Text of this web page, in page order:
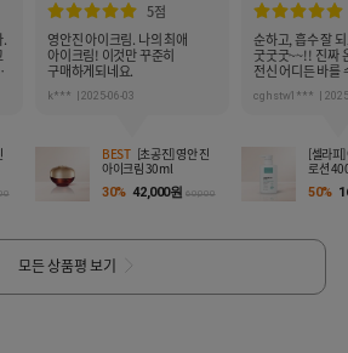
.
5점
영안진 아이크림. 나의 최애
아이크림! 이것만 꾸준히
구매하게되네요.
k*** 2025-06-03
BEST
아이크림 30ml
30% 42,000원 60,000
순하고, 흡수 잘
굿굿굿~~!! 진짜
전신 어디든 바를
cghstw1***
[셀라피
로션
50%
모든 상품평 보기